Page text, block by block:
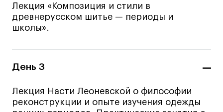
Поступающим
Условия поступления
Стоимость обучения
График учебного года
Вопросы и ответы
Лекция «Композиция и стили в
древнерусском шитье — периоды и
школы».
День 3
Лекция Насти Леоневской о философии
реконструкции и опыте изучения одежды